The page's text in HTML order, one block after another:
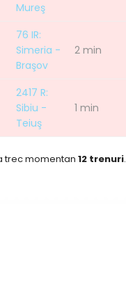
Mureş
76 IR:
Simeria -
Braşov
2 min
2417 R:
Sibiu -
Teiuş
1 min
trec momentan 12 trenuri.